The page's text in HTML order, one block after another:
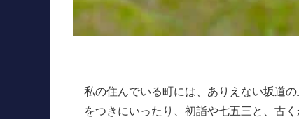
私の住んでいる町には、ありえない坂道
をつきにいったり、初詣や七五三と、古